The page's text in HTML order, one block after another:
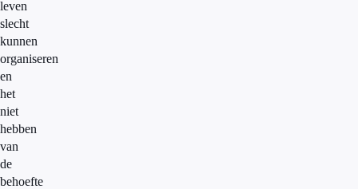
leven
slecht
kunnen
organiseren
en
het
niet
hebben
van
de
behoefte